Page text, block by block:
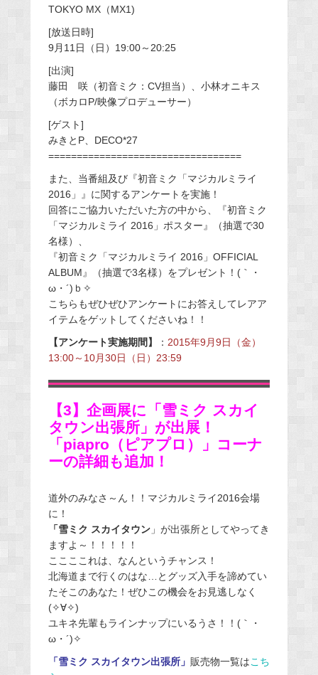
TOKYO MX（MX1)
[放送日時]
9月11日（日）19:00～20:25
[出演]
藤田 咲（初音ミク：CV担当）、小林オニキス
（ボカロP/映像プロデューサー）
[ゲスト]
みきとP、DECO*27
==================================
また、当番組及び『初音ミク「マジカルミライ
2016」』に関するアンケートを実施！
回答にご協力いただいた方の中から、『初音ミク
「マジカルミライ 2016」ポスター』（抽選で30
名様）、
『初音ミク「マジカルミライ 2016」OFFICIAL
ALBUM』（抽選で3名様）をプレゼント！(｀・
ω・´)ｂ✧
こちらもぜひぜひアンケートにお答えしてレアア
イテムをゲットしてくださいね！！
【アンケート実施期間】
： 2015年9月9日（金）
13:00～10月30日（日）23:59
【3】企画展に「雪ミク スカイ
タウン出張所」が出展！
「piapro（ピアプロ）」コーナ
ーの詳細も追加！
道外のみなさ～ん！！マジカルミライ2016会場
に！
「雪ミク スカイタウン」が出張所としてやってき
ますよ～！！！！！
ここここれは、なんというチャンス！
北海道まで行くのはな…とグッズ入手を諦めてい
たそこのあなた！ぜひこの機会をお見逃しなく
(✧∀✧)
ユキネ先輩もラインナップにいるうさ！！(｀・
ω・´)✧
「雪ミク スカイタウン出張所」 販売物一覧はこち